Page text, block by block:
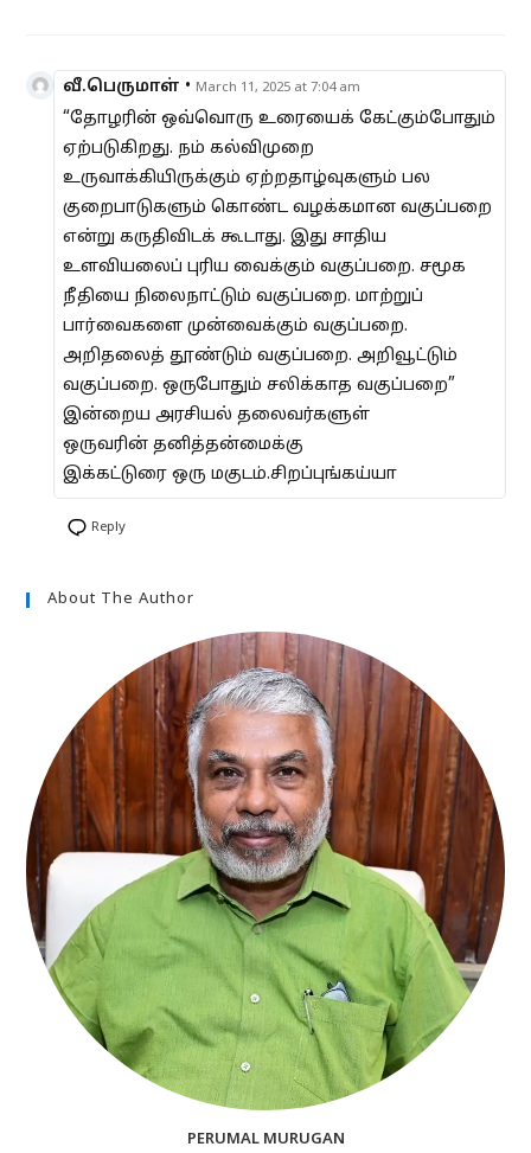
வீ.பெருமாள் • March 11, 2025 at 7:04 am
“தோழரின் ஒவ்வொரு உரையைக் கேட்கும்போதும்
ஏற்படுகிறது. நம் கல்விமுறை
உருவாக்கியிருக்கும் ஏற்றதாழ்வுகளும் பல
குறைபாடுகளும் கொண்ட வழக்கமான வகுப்பறை
என்று கருதிவிடக் கூடாது. இது சாதிய
உளவியலைப் புரிய வைக்கும் வகுப்பறை. சமூக
நீதியை நிலைநாட்டும் வகுப்பறை. மாற்றுப்
பார்வைகளை முன்வைக்கும் வகுப்பறை.
அறிதலைத் தூண்டும் வகுப்பறை. அறிவூட்டும்
வகுப்பறை. ஒருபோதும் சலிக்காத வகுப்பறை”
இன்றைய அரசியல் தலைவர்களுள்
ஒருவரின் தனித்தன்மைக்கு
இக்கட்டுரை ஒரு மகுடம்.சிறப்புங்கய்யா
Reply
About The Author
PERUMAL MURUGAN